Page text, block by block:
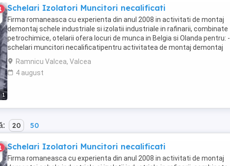
1
Schelari Izolatori Muncitori necalificati
Firma romaneasca cu experienta din anul 2008 in activitati de montaj
demontaj schele industriale si izolatii industriale in rafinarii, combinate
petrochimice, otelarii ofera locuri de munca in Belgia si Olanda pentru: -
schelari muncitori necalificatipentru activitatea de montaj demontaj
schele industriale; - ...
Ramnicu Valcea, Valcea
4 august
20 50
Schelari Izolatori Muncitori necalificati
Firma romaneasca cu experienta din anul 2008 in activitati de montaj